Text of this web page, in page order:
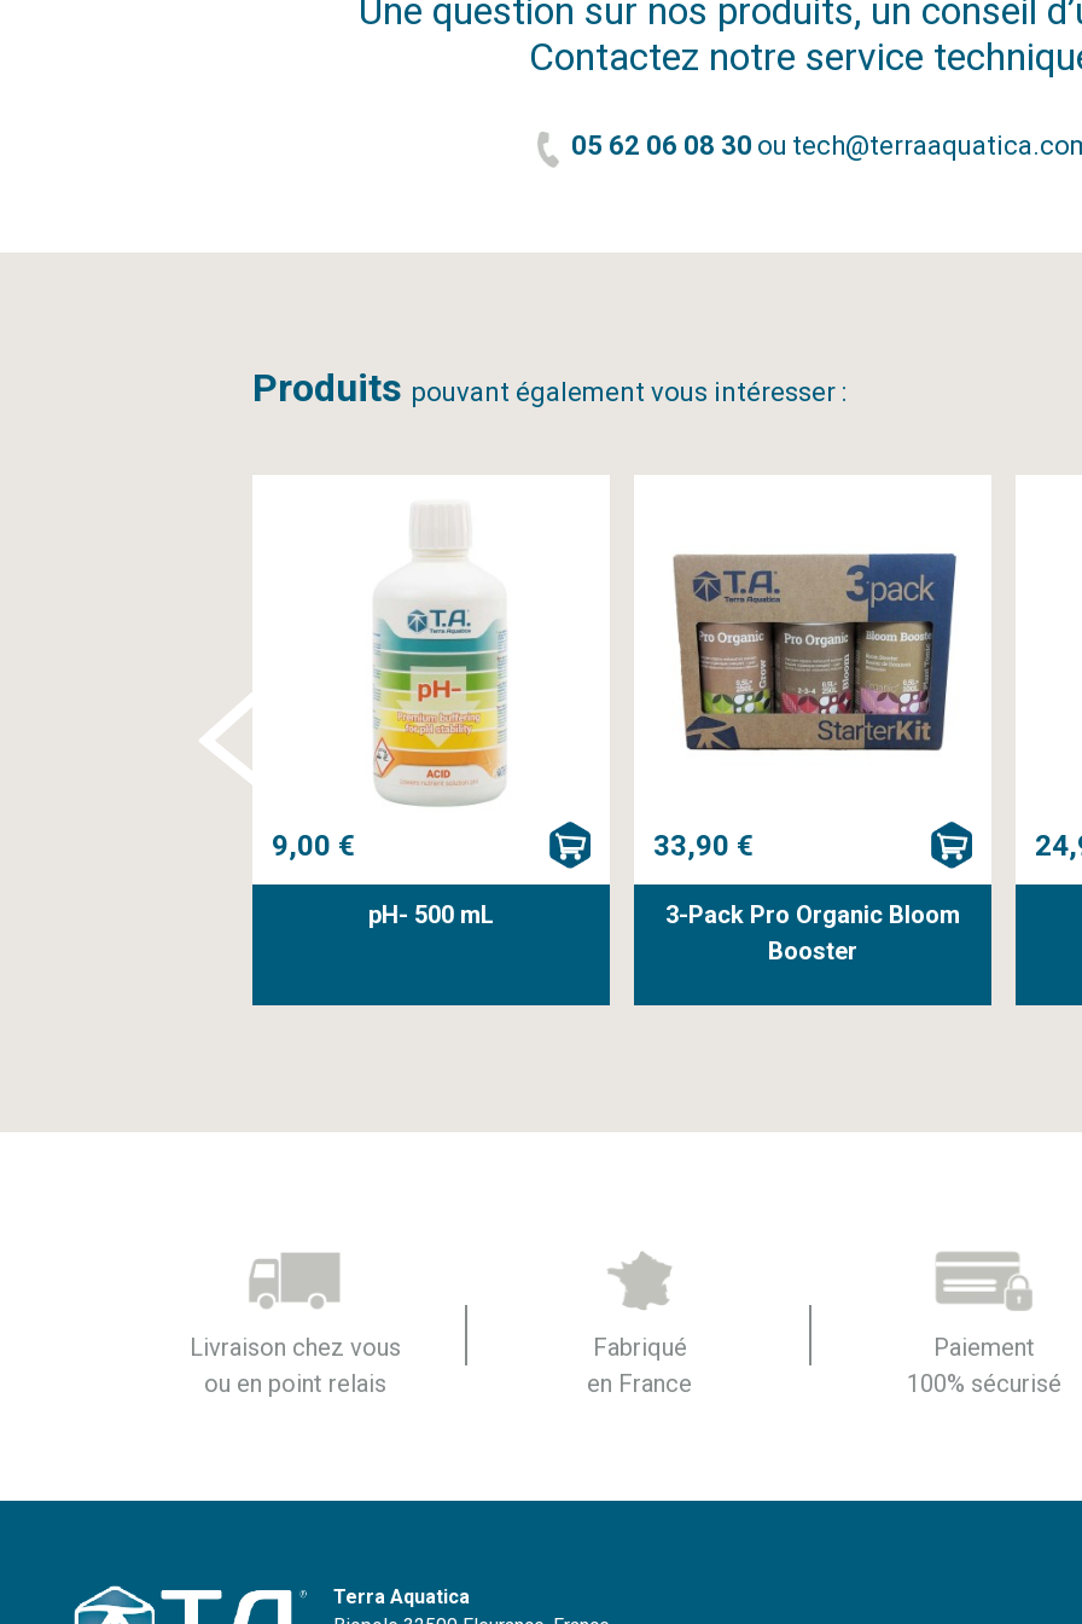
Une question sur nos produits, un conseil
Contactez notre service
05 62 06 08 30 ou
Produits pouvant également vous intéresser :
9,00 €
pH- 500 mL
33,90 €
3-Pack Pro Organic Bloom
Booster
Livraison chez vous
ou en point relais
Fabriqué
en France
Paiement
100% sécurisé
Terra Aquatica